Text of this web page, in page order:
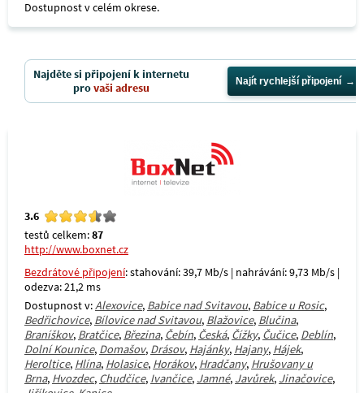
Dostupnost v celém okrese.
Najděte si připojení k internetu
provaši adresu Najít rychlejší připojení
3.6
testů celkem:87
http://www.boxnet.cz
Bezdrátové připojení: stahování: 39,7 Mb/s | nahrávání: 9,73 Mb/s |
odezva: 21,2 ms
Dostupnost v:Alexovice, Babice nad Svitavou, Babice u Rosic,
Bedřichovice, Bílovice nad Svitavou, Blažovice, Blučina,
Braníškov, Bratčice, Březina, Čebín, Česká, Čížky, Čučice, Deblín,
Dolní Kounice, Domašov, Drásov, Hajánky, Hajany, Hájek,
Heroltice, Hlína, Holasice, Horákov, Hradčany, Hrušovany u
Brna, Hvozdec, Chudčice, Ivančice, Jamné, Javůrek, Jinačovice,